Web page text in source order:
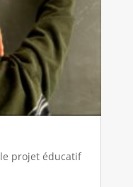
projet éducatif